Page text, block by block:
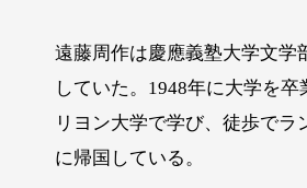
遠藤周作は慶應義塾大学文学
していた。1948年に大学を
リヨン大学で学び、徒歩で
に帰国している。